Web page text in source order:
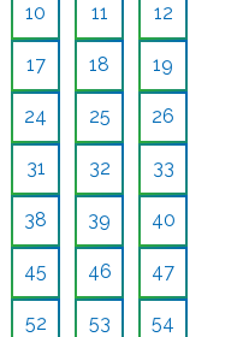
10 11 12
17 18 19
24 25 26
31 32 33
38 39 40
45 46 47
52 53 54